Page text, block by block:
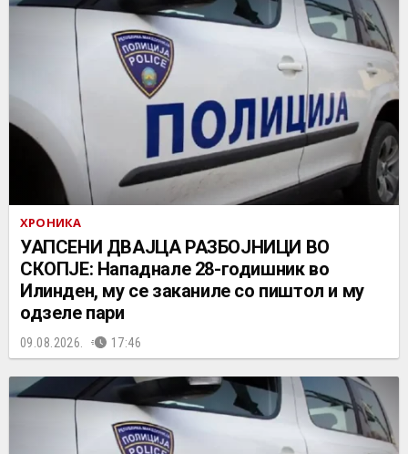
ХРОНИКА
УАПСЕНИ ДВАЈЦА РАЗБОЈНИЦИ ВО
СКОПЈЕ: Нападнале 28-годишник во
Илинден, му се заканиле со пиштол и му
одзеле пари
09.08.2026. 17:46